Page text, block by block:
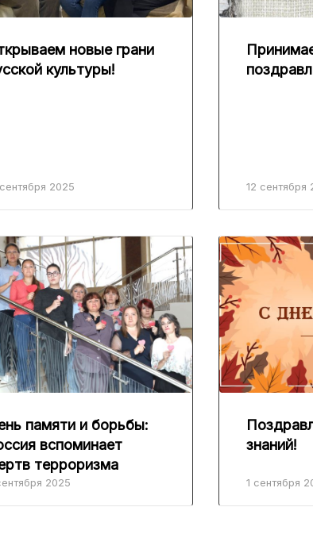
новые грани
культуры!
2025 12 сентября
памяти и борьбы:
вспоминает
терроризма
2025
знаний!
1 сентября